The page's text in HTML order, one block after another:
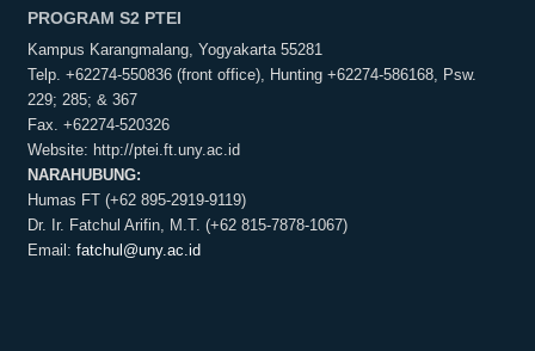
PROGRAM S2 PTEI
Kampus Karangmalang, Yogyakarta 55281
Telp. +62274-550836 (front office), Hunting +62274-586168, Psw.
229; 285; & 367
Fax. +62274-520326
Website: http://ptei.ft.uny.ac.id
NARAHUBUNG:
Humas FT (+62 895-2919-9119)
Dr. Ir. Fatchul Arifin, M.T. (+62 815-7878-1067)
Email:fatchul@uny.ac.id